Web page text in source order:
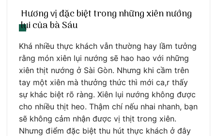
Hương vị đặc biệt trong những xiên nướng
lụi của bà Sáu
Khá nhiều thực khách vẫn thường hay lầm tưởng
rằng món xiên lụi nướng sẽ hao hao với những
xiên thịt nướng ở Sài Gòn. Nhưng khi cầm trên
tay một xiên mà thưởng thức thì mới ca,r thấy
sự khác biệt rõ ràng. Xiên lụi nướng không được
cho nhiều thịt heo. Thậm chí nếu nhai nhanh, bạn
sẽ không cảm nhận được vị thịt trong xiên.
Nhưng điểm đặc biệt thu hút thực khách ở đây